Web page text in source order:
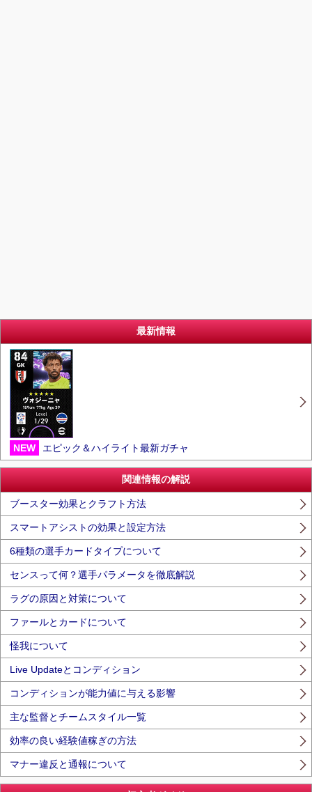
最新情報
NEW エピック＆ハイライト最新ガチャ
関連情報の解説
ブースター効果とクラフト方法
スマートアシストの効果と設定方法
6種類の選手カードタイプについて
センスって何？選手パラメータを徹底解説
ラグの原因と対策について
ファールとカードについて
怪我について
Live Updateとコンディション
コンディションが能力値に与える影響
主な監督とチームスタイル一覧
効率の良い経験値稼ぎの方法
マナー違反と通報について